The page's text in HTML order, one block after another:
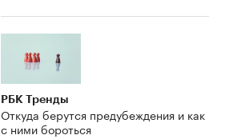
РБК Тренды
Откуда берутся предубеждения и как
с ними бороться